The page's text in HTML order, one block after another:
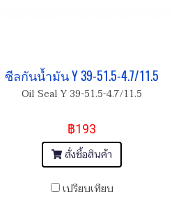
ซีลกันน้ำมัน Y 39-51.5-4.7/11.5
Oil Seal Y 39-51.5-4.7/11.5
฿193
สั่งซื้อสินค้า
เปรียบเทียบ